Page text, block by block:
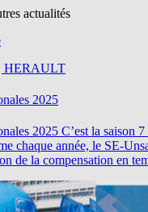
actualités
HERAULT
2025
2025 C’est la saison
chaque année, le SE-
de la compensation en